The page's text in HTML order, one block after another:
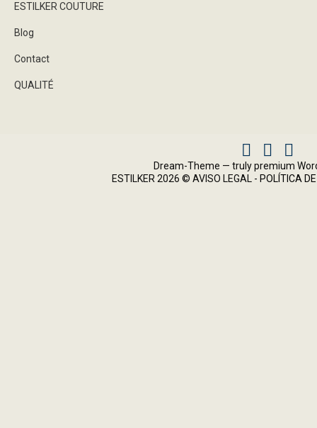
ESTILKER COUTURE
Blog
Contact
QUALITÉ
FacebookInstagram
X
Dream-Theme — trulypremium
ESTILKER 2026 © AVISO LEGAL - POLÍTICA